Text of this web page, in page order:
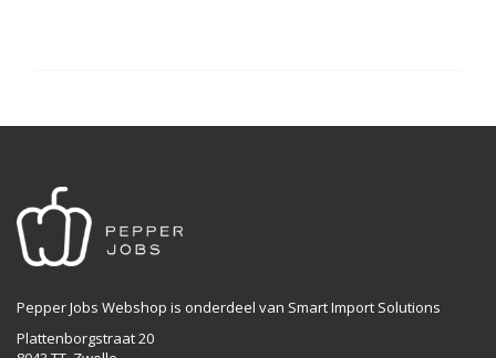
Pepper Jobs Webshop is onderdeel van Smart Import Solutions
Plattenborgstraat 20